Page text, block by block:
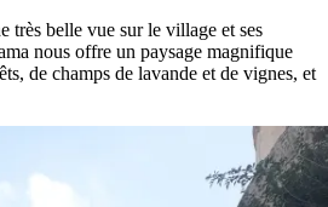
très belle vue sur le village et ses
nous offre un paysage magnifique
de champs de lavande et de vignes, et